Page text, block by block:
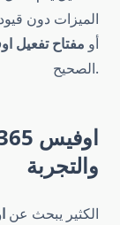
الميزات دون
أو مفتاح تفعيل
الصحيح.
والتجربة
الكثير يبحث عن